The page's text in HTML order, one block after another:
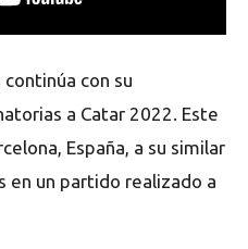
con su
a Catar 2022. Este
España, a su similar
en un partido realizado a